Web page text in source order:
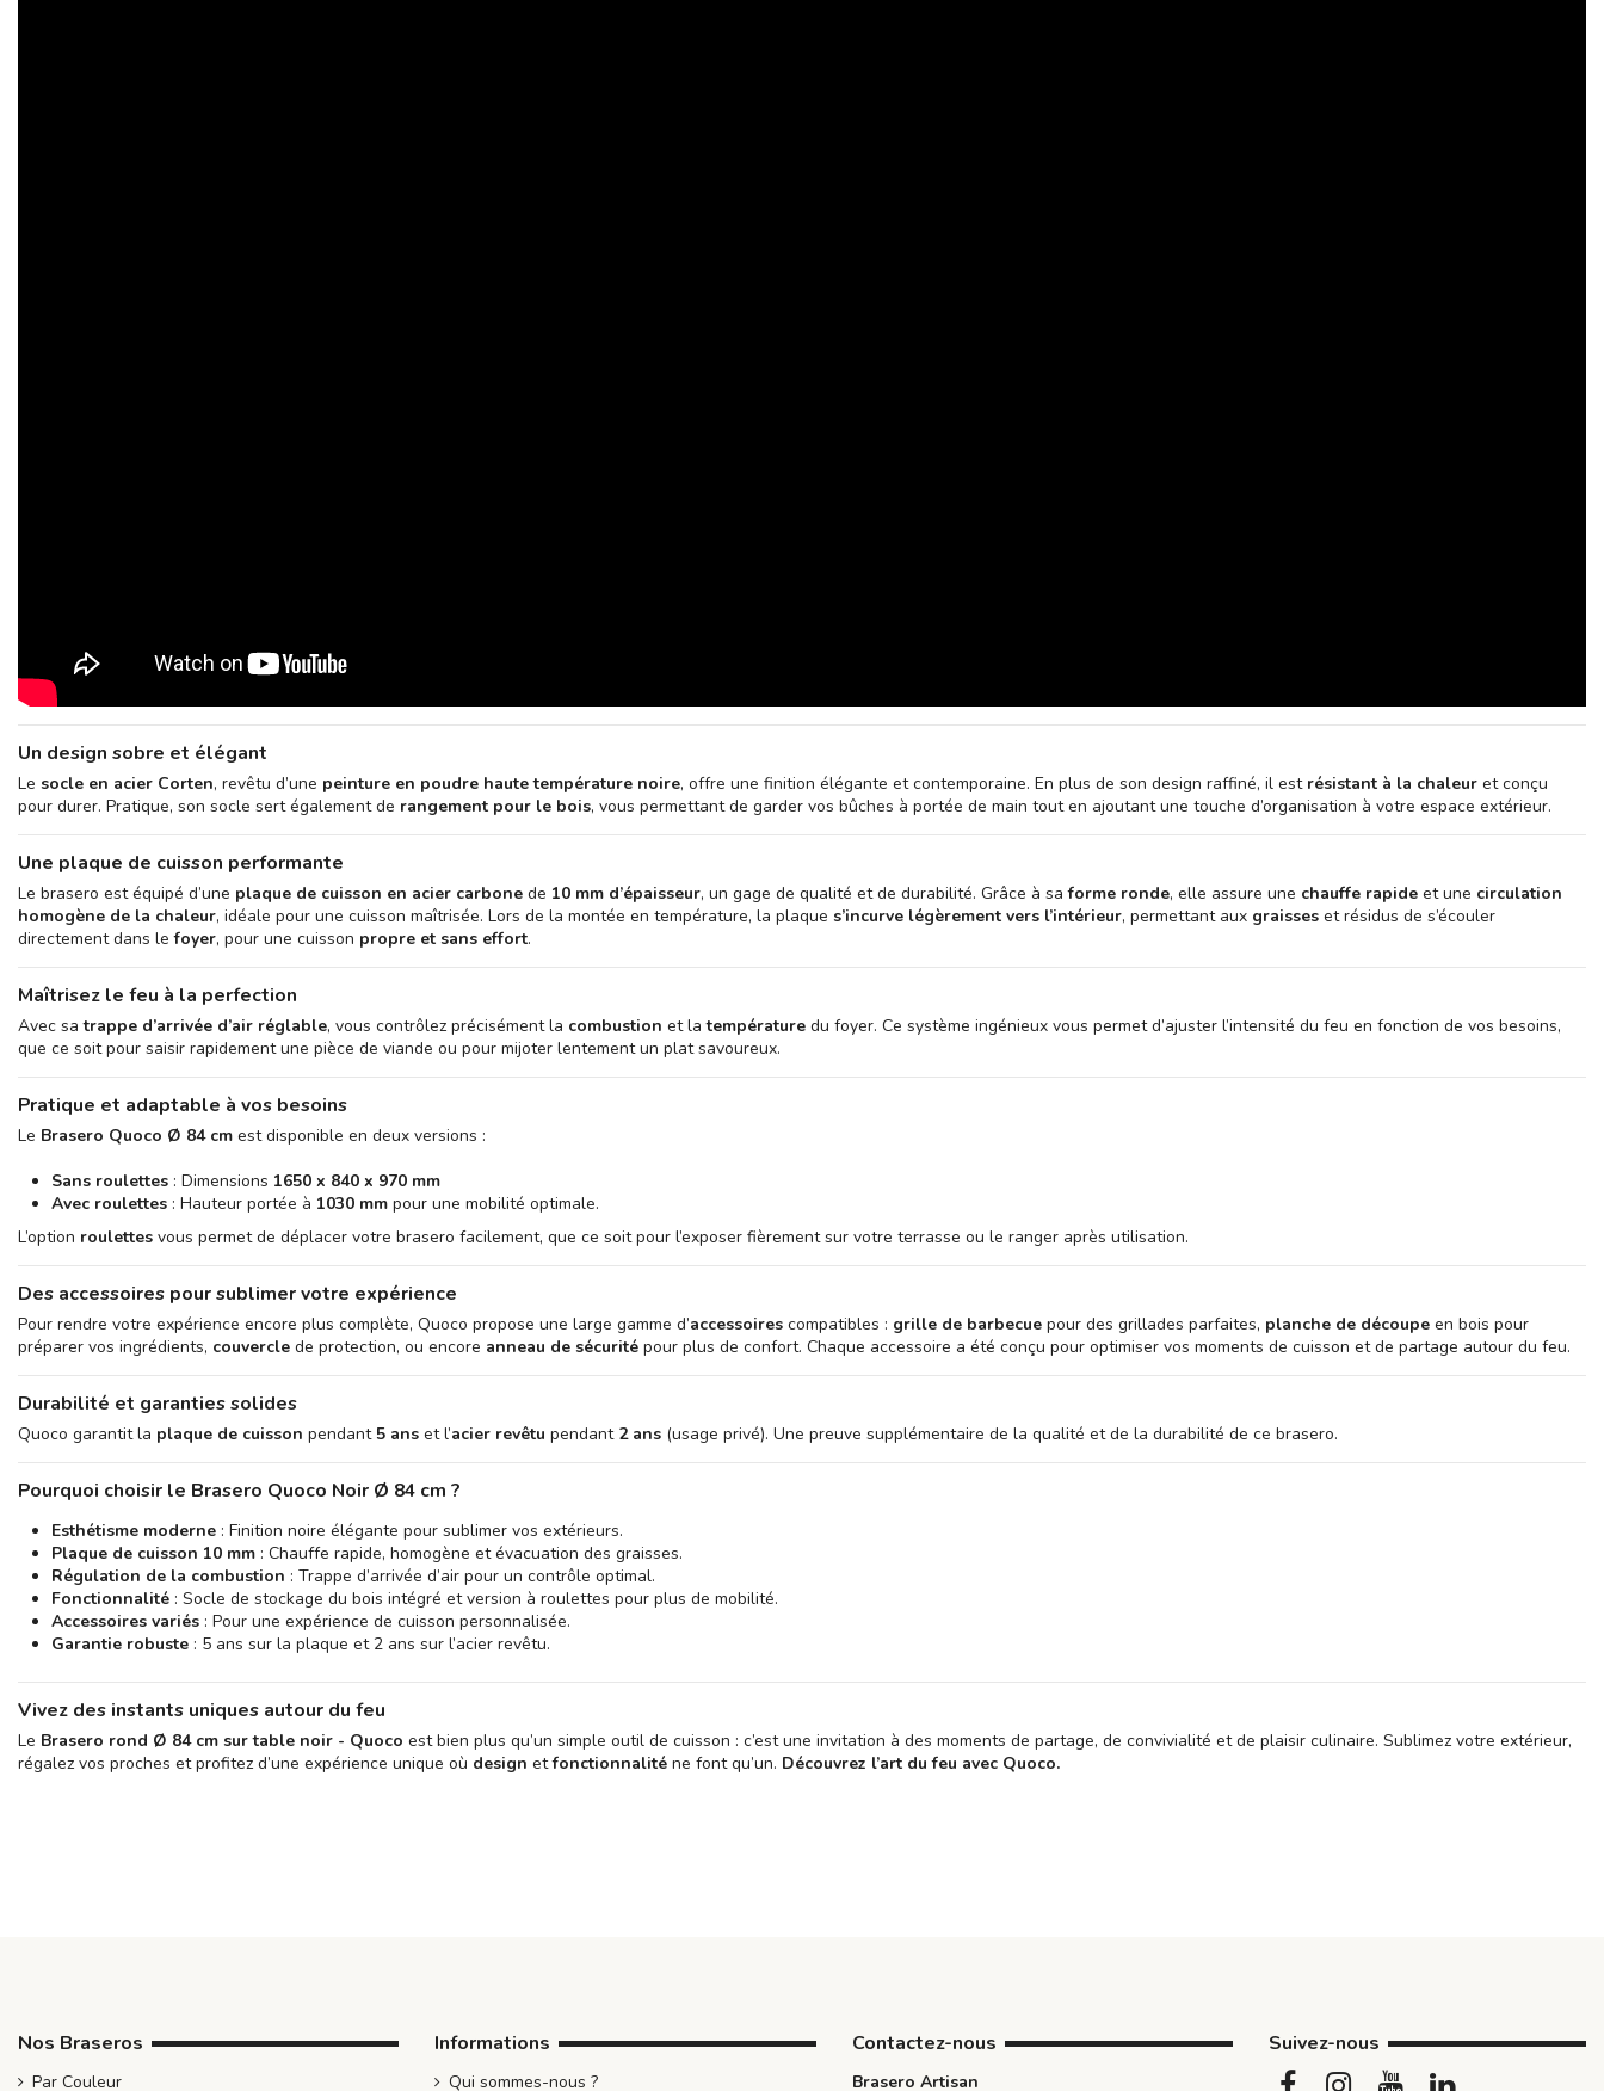
Un design sobre et élégant
Le socle en acier Corten, revêtu d’une peinture en poudre haute température noire, offre une finition élégante et contemporaine. En plus de son design raffiné, il est résistant à la chaleur et conçu
pour durer. Pratique, son socle sert également de rangement pour le bois, vous permettant de garder vos bûches à portée de main tout en ajoutant une touche d’organisation à votre espace extérieur.
Une plaque de cuisson performante
Le brasero est équipé d’une plaque de cuisson en acier carbone de 10 mm d’épaisseur, un gage de qualité et de durabilité. Grâce à saforme ronde, elle assure une chauffe rapide et une circulation
homogène de la chaleur, idéale pour une cuisson maîtrisée. Lors de la montée en température, la plaque s’incurve légèrement vers l’intérieur, permettant aux graisses et résidus de s’écouler
directement dans lefoyer, pour une cuisson propre et sans effort.
Maîtrisez le feu à la perfection
Avec satrappe d’arrivée d’air réglable, vous contrôlez précisément la combustion et latempérature du foyer. Ce système ingénieux vous permet d’ajuster l’intensité du feu en fonction de vos besoins,
que ce soit pour saisir rapidement une pièce de viande ou pour mijoter lentement un plat savoureux.
Pratique et adaptable à vos besoins
Le Brasero Quoco Ø 84 cm est disponible en deux versions :
Sans roulettes : Dimensions 1650 x 840 x 970 mm
Avec roulettes : Hauteur portée à 1030 mm pour une mobilité optimale.
L’option roulettes vous permet de déplacer votre brasero facilement, que ce soit pour l’exposer fièrement sur votre terrasse ou le ranger après utilisation.
Des accessoires pour sublimer votre expérience
Pour rendre votre expérience encore plus complète, Quoco propose une large gamme d’accessoires compatibles : grille de barbecue pour des grillades parfaites, planche de découpe en bois pour
préparer vos ingrédients, couvercle de protection, ou encore anneau de sécurité pour plus de confort. Chaque accessoire a été conçu pour optimiser vos moments de cuisson et de partage autour du feu.
Durabilité et garanties solides
Quoco garantit la plaque de cuisson pendant 5 ans et l’acier revêtu pendant 2 ans (usage privé). Une preuve supplémentaire de la qualité et de la durabilité de ce brasero.
Pourquoi choisir le Brasero Quoco Noir Ø 84 cm ?
Esthétisme moderne : Finition noire élégante pour sublimer vos extérieurs.
Plaque de cuisson 10 mm : Chauffe rapide, homogène et évacuation des graisses.
Régulation de la combustion : Trappe d’arrivée d’air pour un contrôle optimal.
Fonctionnalité : Socle de stockage du bois intégré et version à roulettes pour plus de mobilité.
Accessoires variés : Pour une expérience de cuisson personnalisée.
Garantie robuste : 5 ans sur la plaque et 2 ans sur l’acier revêtu.
Vivez des instants uniques autour du feu
Le Brasero rond Ø 84 cm sur table noir - Quoco est bien plus qu’un simple outil de cuisson : c’est une invitation à des moments de partage, de convivialité et de plaisir culinaire. Sublimez votre extérieur,
régalez vos proches et profitez d’une expérience unique où design etfonctionnalité ne font qu’un. Découvrez l’art du feu avec Quoco.
Nos Braseros
Par Couleur
Informations
Qui sommes-nous ?
Contactez-nous
Brasero Artisan
Suivez-nous